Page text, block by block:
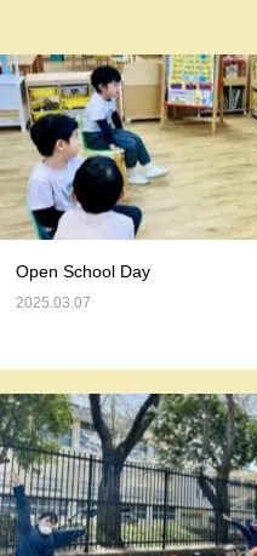
Open School Day
2025.03.07